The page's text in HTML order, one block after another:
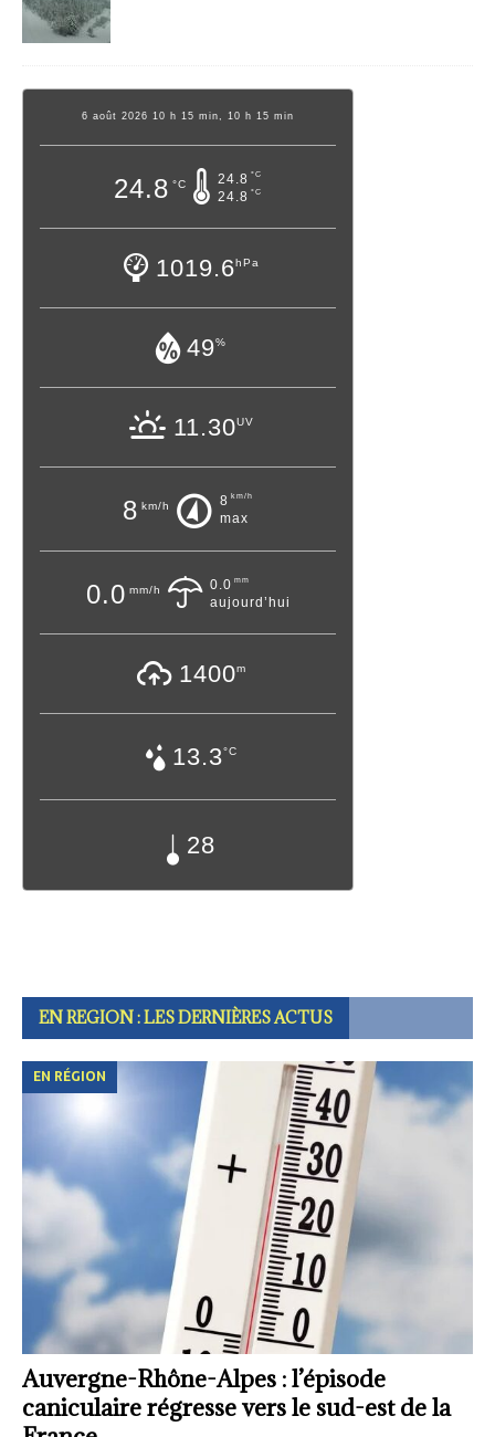
6 août 2026 10 h 15 min, 10 h 15 min
24.8 °C 24.8 °C
24.8 °C
1019.6hPa
49%
11.30UV
8 km/h 8 km/h
max
0.0 mm/h 0.0 mm
aujourd’hui
1400m
13.3°C
28
EN REGION : LES DERNIÈRES ACTUS
Auvergne-Rhône-Alpes : l’épisode
caniculaire régresse vers le sud-est de la
EN RÉGION